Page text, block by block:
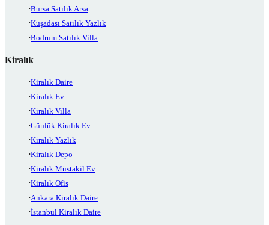
Bursa Satılık Arsa
Kuşadası Satılık Yazlık
Bodrum Satılık Villa
Kiralık
Kiralık Daire
Kiralık Ev
Kiralık Villa
Günlük Kiralık Ev
Kiralık Yazlık
Kiralık Depo
Kiralık Müstakil Ev
Kiralık Ofis
Ankara Kiralık Daire
İstanbul Kiralık Daire